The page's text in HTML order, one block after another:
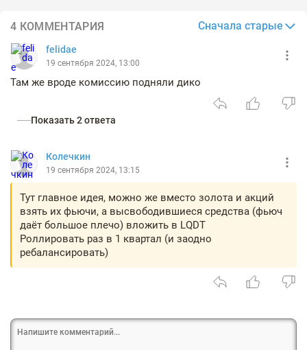
4 КОММЕНТАРИЯ Сначала старые
felidae
19 сентября 2024, 13:00
Там же вроде комиссию подняли дико
Показать 2 ответа
Колечкин
19 сентября 2024, 13:15
Тут главное идея, можно же вместо золота и акций
взять их фьючи, а высвободившиеся средства (фьюч
даёт большое плечо) вложить в LQDT
Роллировать раз в 1 квартал (и заодно
ребалансировать)